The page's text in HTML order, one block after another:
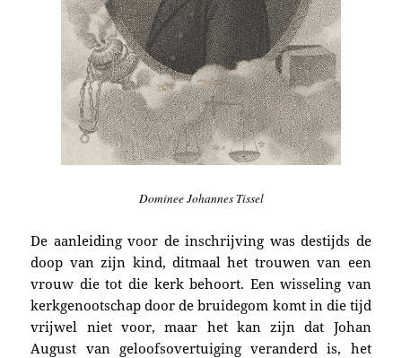
Dominee Johannes Tissel
De aanleiding voor de inschrijving was destijds de
doop van zijn kind, ditmaal het trouwen van een
vrouw die tot die kerk behoort. Een wisseling van
kerkgenootschap door de bruidegom komt in die tijd
vrijwel niet voor, maar het kan zijn dat Johan
August van geloofsovertuiging veranderd is, het